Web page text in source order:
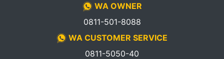
WA OWNER
0811-501-8088
WA CUSTOMER SERVICE
0811-5050-40